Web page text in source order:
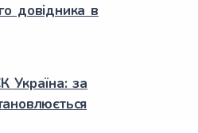
довідника в
Україна: за